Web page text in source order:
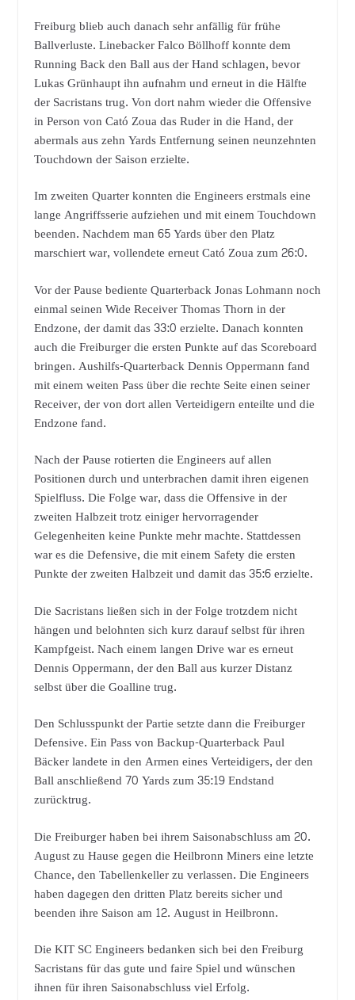
Freiburg blieb auch danach sehr anfällig für frühe
Ballverluste. Linebacker Falco Böllhoff konnte dem
Running Back den Ball aus der Hand schlagen, bevor
Lukas Grünhaupt ihn aufnahm und erneut in die Hälfte
der Sacristans trug. Von dort nahm wieder die Offensive
in Person von Cató Zoua das Ruder in die Hand, der
abermals aus zehn Yards Entfernung seinen neunzehnten
Touchdown der Saison erzielte.
Im zweiten Quarter konnten die Engineers erstmals eine
lange Angriffsserie aufziehen und mit einem Touchdown
beenden. Nachdem man 65 Yards über den Platz
marschiert war, vollendete erneut Cató Zoua zum 26:0.
Vor der Pause bediente Quarterback Jonas Lohmann noch
einmal seinen Wide Receiver Thomas Thorn in der
Endzone, der damit das 33:0 erzielte. Danach konnten
auch die Freiburger die ersten Punkte auf das Scoreboard
bringen. Aushilfs-Quarterback Dennis Oppermann fand
mit einem weiten Pass über die rechte Seite einen seiner
Receiver, der von dort allen Verteidigern enteilte und die
Endzone fand.
Nach der Pause rotierten die Engineers auf allen
Positionen durch und unterbrachen damit ihren eigenen
Spielfluss. Die Folge war, dass die Offensive in der
zweiten Halbzeit trotz einiger hervorragender
Gelegenheiten keine Punkte mehr machte. Stattdessen
war es die Defensive, die mit einem Safety die ersten
Punkte der zweiten Halbzeit und damit das 35:6 erzielte.
Die Sacristans ließen sich in der Folge trotzdem nicht
hängen und belohnten sich kurz darauf selbst für ihren
Kampfgeist. Nach einem langen Drive war es erneut
Dennis Oppermann, der den Ball aus kurzer Distanz
selbst über die Goalline trug.
Den Schlusspunkt der Partie setzte dann die Freiburger
Defensive. Ein Pass von Backup-Quarterback Paul
Bäcker landete in den Armen eines Verteidigers, der den
Ball anschließend 70 Yards zum 35:19 Endstand
zurücktrug.
Die Freiburger haben bei ihrem Saisonabschluss am 20.
August zu Hause gegen die Heilbronn Miners eine letzte
Chance, den Tabellenkeller zu verlassen. Die Engineers
haben dagegen den dritten Platz bereits sicher und
beenden ihre Saison am 12. August in Heilbronn.
Die KIT SC Engineers bedanken sich bei den Freiburg
Sacristans für das gute und faire Spiel und wünschen
ihnen für ihren Saisonabschluss viel Erfolg.